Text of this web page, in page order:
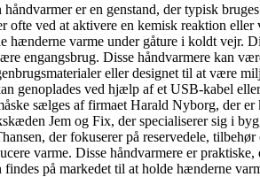
er en genstand, der typisk
ofte ved at aktivere en kemisk reaktion
hænderne varme under gåture i koldt vejr.
engangsbrug. Disse håndvarmere kan
eller designet til at være
genoplades ved hjælp af et USB-kabel
sælges af firmaet Harald Nyborg, der
Jem og Fix, der specialiserer sig i
der fokuserer på reservedele,
varme. Disse håndvarmere er
findes på markedet til at holde hænderne